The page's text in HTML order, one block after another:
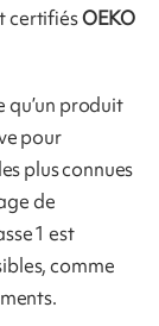
certifiésOEKO
qu’un produit
pour
plus connues
de
1 est
comme